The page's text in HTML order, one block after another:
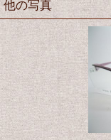
他の写真